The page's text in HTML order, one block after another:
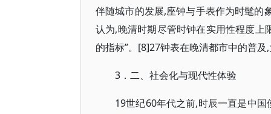
伴随城市的发展,座钟与手表作为时髦的
认为,晚清时期尽管时钟在实用性程度上
的指标”。[8]27钟表在晚清都市中的普及
3．二、社会化与现代性体验
19世纪60年代之前,时辰一直是中